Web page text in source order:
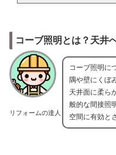
コーブ照明とは？天井
リフォームの達人
コーブ照明に
隅や壁にくぼ
天井面に柔ら
般的な間接照
空間に有効と